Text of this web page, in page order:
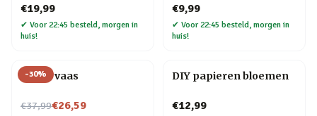
€19,99
✔ Voor 22:45 besteld, morgen in
huis!
€9,99
✔ Voor 22:45 besteld, morgen in
huis!
-30%
Donut vaas
€37,99
Nu voor€26,59
DIY papieren bloemen
€12,99